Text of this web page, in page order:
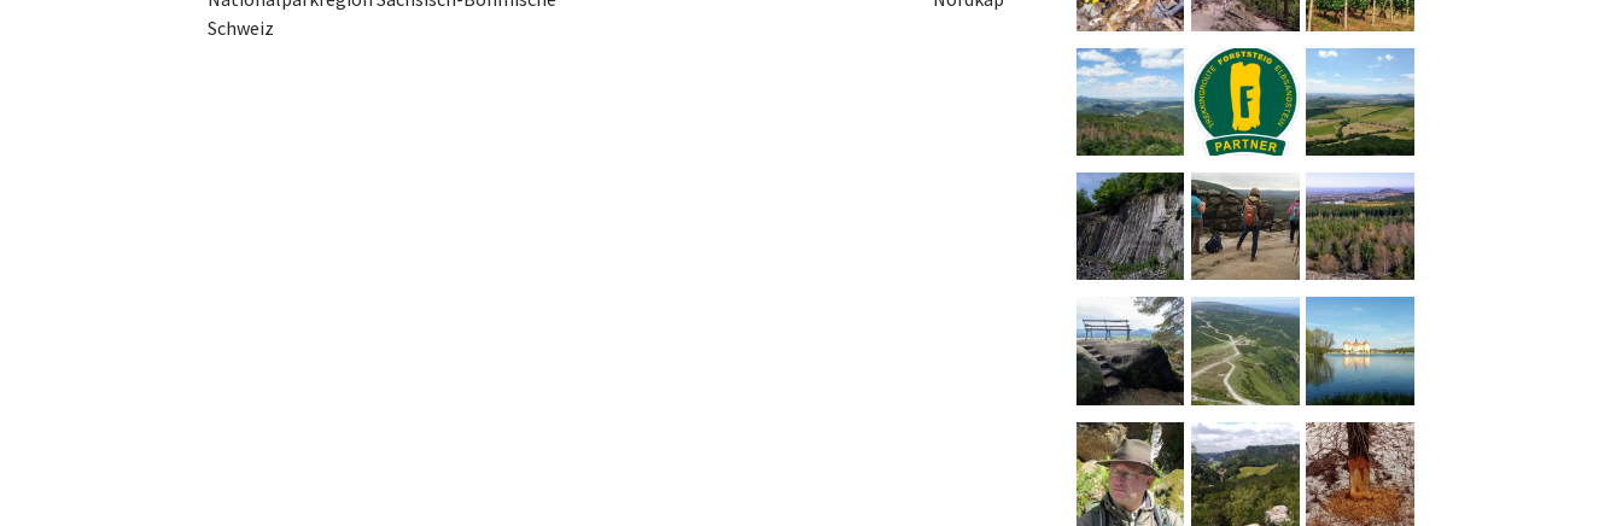
Schweiz